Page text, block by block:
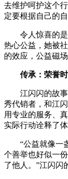
去维护呵护这个
定要根据自己的
令人惊喜的
热心公益，她被
的效应，公益磁
传承：荣誉
江闪闪的故
秀代销者，和江
用专业的服务、
实际行动诠释了
“公益就像一
个善举也好似一
了他人。”江闪闪